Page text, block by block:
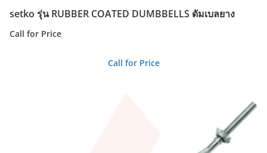
setko รุ่น RUBBER COATED DUMBBELLS ดัมเบลยาง
Call for Price
Call for Price